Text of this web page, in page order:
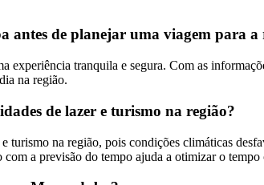
de planejar uma viagem para a
tranquila e segura. Com as
na região.
de lazer e turismo na região?
na região, pois condições climáticas
a previsão do tempo ajuda a otimizar o